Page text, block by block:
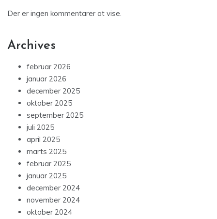
Der er ingen kommentarer at vise.
Archives
februar 2026
januar 2026
december 2025
oktober 2025
september 2025
juli 2025
april 2025
marts 2025
februar 2025
januar 2025
december 2024
november 2024
oktober 2024